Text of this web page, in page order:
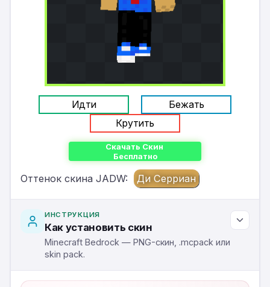
Идти
Бежать
Крутить
Скачать Скин
Бесплатно
Оттенок скина JADW: Ди Серриан
ИНСТРУКЦИЯ
Как установить скин
Minecraft Bedrock — PNG-скин, .mcpack или
skin pack.